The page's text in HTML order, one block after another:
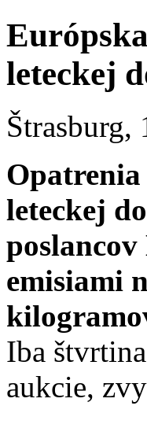
leteckej
Štrasburg,
leteckej
emisiami
Iba
aukcie,